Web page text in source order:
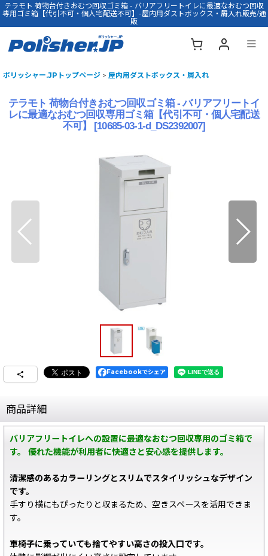
テラモト 荷物台付きおむつ回収ゴミ箱 - バリアフリートイレに最適なおむつ回収
専用ゴミ箱【代引不可・個人宅配送不可】-屋内用ダストボックス・屑入れ販売/通
販
ポリッシャー.JPトップページ > 屋内用ダストボックス・屑入れ
テラモト 荷物台付きおむつ回収ゴミ箱 - バリアフリートイ
レに最適なおむつ回収専用ゴミ箱【代引不可・個人宅配送
不可】
[10685-03-1-d_DS2392007]
Facebookでシェア
商品詳細
バリアフリートイレへの設置に最適なおむつ回収専用のゴミ箱で
す。 優れた機能が利用者に快適さと安心感を提供します。
清潔感のあるカラーリングとスリムでスタイリッシュなデザイン
です。
手すり横にもぴったりと収まるため、空きスペースを活用できま
す。
車椅子に乗っていても捨てやすい高さの投入口です。